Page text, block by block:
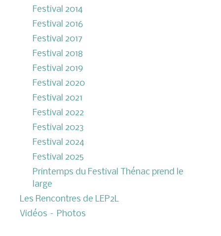
Festival 2014
Festival 2016
Festival 2017
Festival 2018
Festival 2019
Festival 2020
Festival 2021
Festival 2022
Festival 2023
Festival 2024
Festival 2025
Printemps du Festival Thénac prend le
large
Les Rencontres de LEP2L
Vidéos – Photos